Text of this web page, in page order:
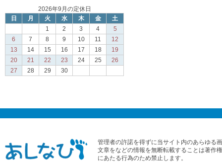
2026年9月の定休日
日
月 火 水 木 金
土
1
2 3 4
5
6
7 8 9 10 11
12
13
14 15 16 17 18
19
20
21 22 23 24 25
26
27
28 29 30
管理者の許諾を得ずに当サイト内のあらゆる
文章をなどの情報を無断転載することは著作
にあたる行為のため禁止します。